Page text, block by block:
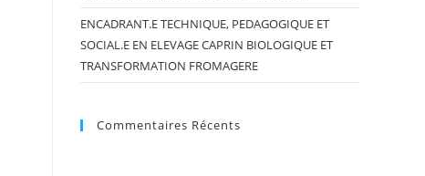
ENCADRANT.E TECHNIQUE, PEDAGOGIQUE ET
SOCIAL.E EN ELEVAGE CAPRIN BIOLOGIQUE ET
TRANSFORMATION FROMAGERE
Commentaires Récents